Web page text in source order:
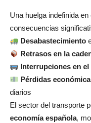
Una huelga indefinida
consecuencias
Desabastecimiento
Retrasos en la
Interrupciones en
Pérdidas
diarios
El sector del transporte
economía española,